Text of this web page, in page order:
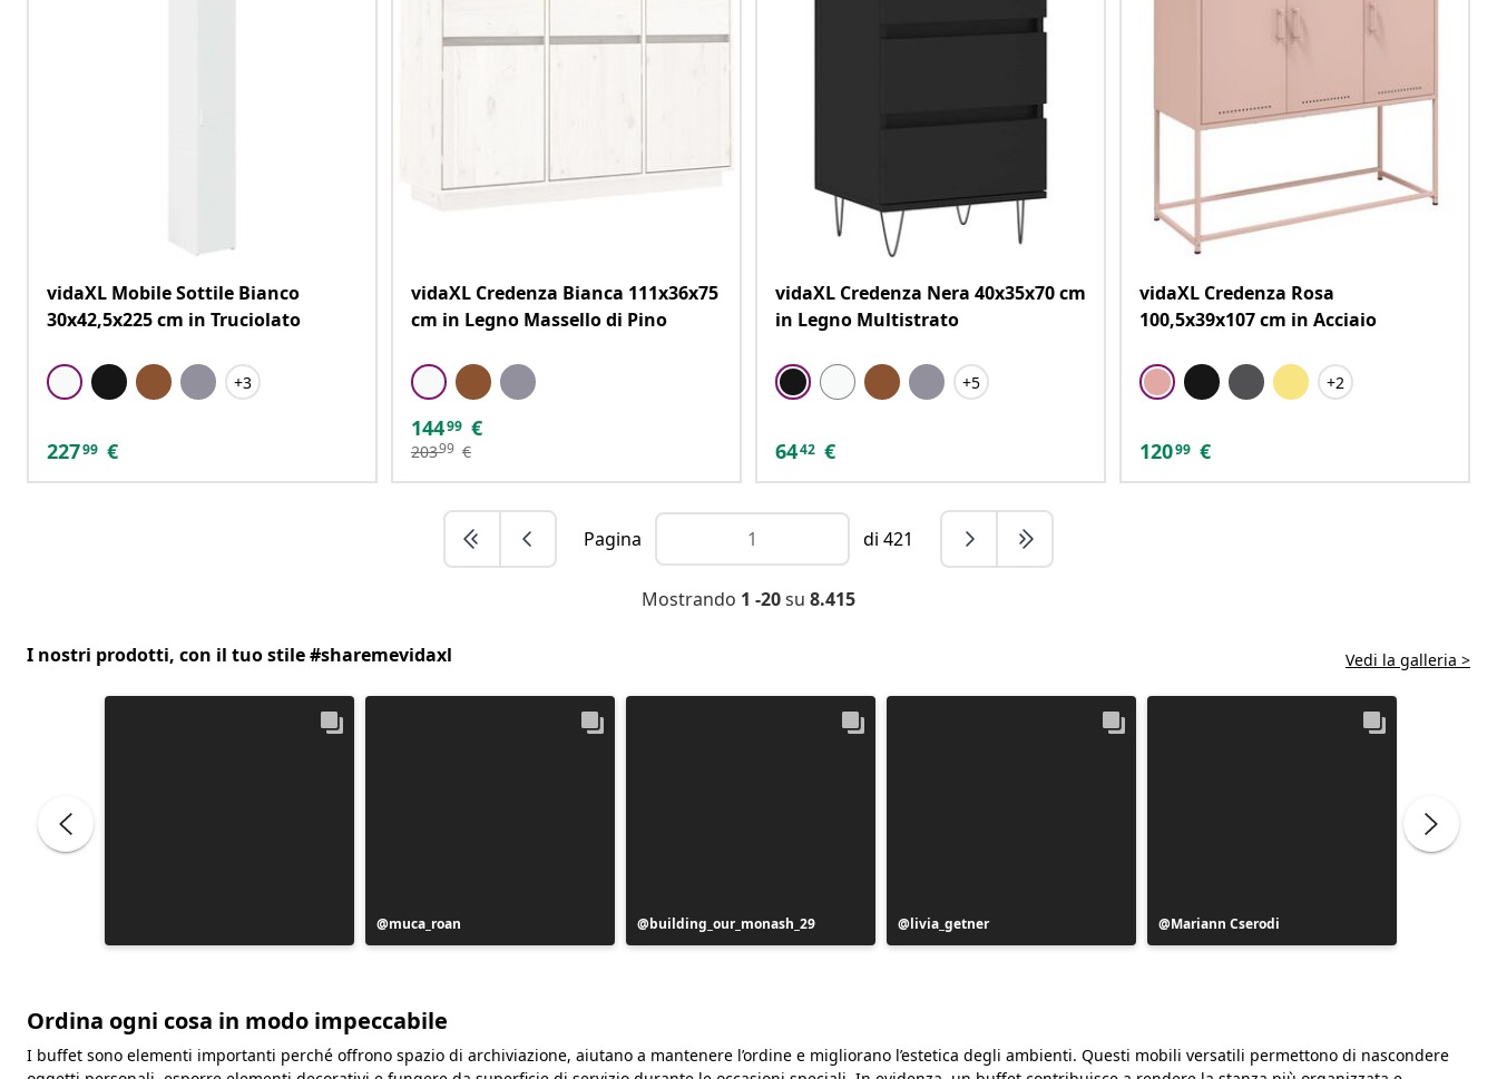
vidaXL Mobile Sottile Bianco
30x42,5x225 cm in Truciolato
+3
22799 €
vidaXL Credenza Bianca 111x36x75
cm in Legno Massello di Pino
14499 €
20399 €
vidaXL Credenza Nera 40x35x70 cm
in Legno Multistrato
+5
6442 €
vidaXL Credenza Rosa
100,5x39x107 cm in Acciaio
+2
12099 €
Pagina di 421
Mostrando 1 -20su 8.415
I nostri prodotti, con il tuo stile #sharemevidaxl Vedi la galleria >
Post
pubblicato
muca_roan
Post
pubblicato
building_our_monash_29
Post
pubblicato
livia_getner
Post
pubblicato
Mariann Cserodi
Ordina ogni cosa in modo impeccabile
I buffet sono elementi importanti perché offrono spazio di archiviazione, aiutano a mantenere l’ordine e migliorano l’estetica degli ambienti. Questi mobili versatili permettono di nascondere